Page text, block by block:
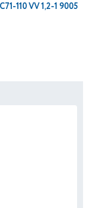
VV 1,2-1 9005